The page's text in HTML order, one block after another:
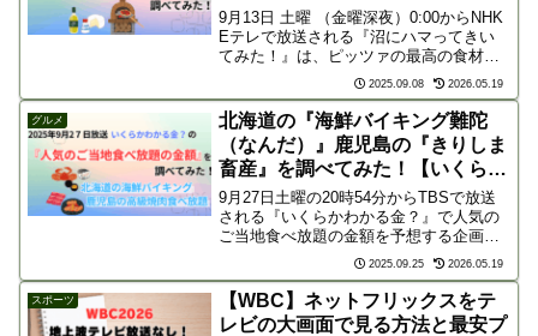
ズ】
9月13日 土曜 （金曜深夜）0:00からNHK
Eテレで放送される『沼にハマってきい
てみた！』は、ピッツァの最高の食材を
求めて瀬戸内を巡ります。本放送を見逃
したので、うれしい再放送です！Gガイ
ドの予告記事には、「オリーブオイル」
「塩」「チ...
2025.09.08 2026.05.19
グルメ
北海道の『海鮮バイキング難陀
（なんだ）』鹿児島の『きりしま
畜産』を調べてみた！【いくらか
わかる金？】
9月27日土曜の20時54分からTBSで放送
される『いくらかわかる金？』で人気の
ご当地食べ放題の金額を予想する企画が
放送されます！番組ホームページには
「100種以上の北海道グルメが食べられる
海鮮バイキング」と「高級和牛が楽しめ
る鹿児島の焼肉...
2025.09.25 2026.05.19
スポーツ
【WBC】ネットフリックスをテ
レビの大画面で見る方法と最安プ